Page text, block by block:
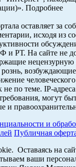
Подробнее
оставляет за
исходя из
и РТ. На сайте не
по теме. IP-
могут
и
и
Публичная
Оставаясь на
ваши